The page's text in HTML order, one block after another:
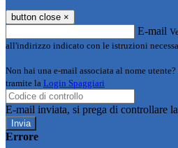
button close ×
E-mail
all'indirizzo indicato con le istruzioni
Non hai una e-mail associata al nome
tramite la Login Spaggiari
E-mail inviata, si prega di controllare
Errore